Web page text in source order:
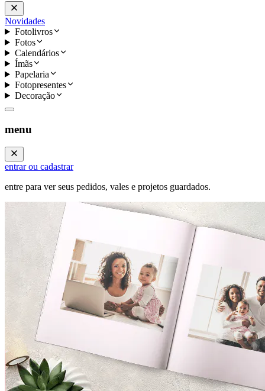
Novidades
Fotolivros
Fotos
Calendários
Ímãs
Papelaria
Fotopresentes
Decoração
menu
entrar ou cadastrar
entre para ver seus pedidos, vales e projetos guardados.